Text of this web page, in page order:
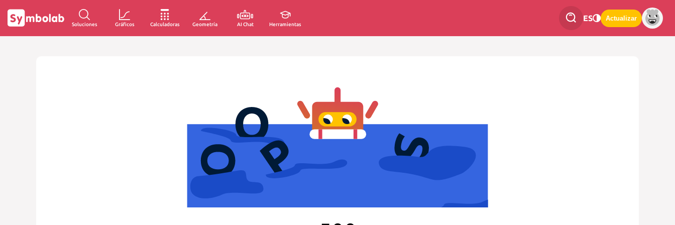
Soluciones Gráficos Calculadoras Geometría AI Chat Herramientas
ES Actualizar